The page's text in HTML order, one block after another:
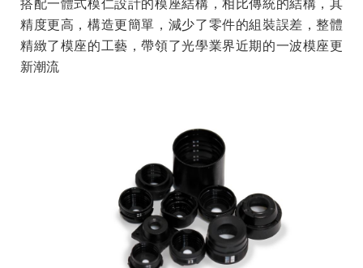
搭配一體式模仁設計的模座結構，相比傳統的結構，其
精度更高，構造更簡單，減少了零件的組裝誤差，整體
精緻了模座的工藝，帶領了光學業界近期的一波模座更
新潮流